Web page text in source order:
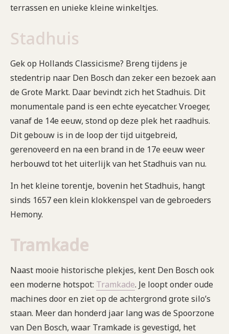
terrassen en unieke kleine winkeltjes.
Stadhuis
Gek op Hollands Classicisme? Breng tijdens je
stedentrip naar Den Bosch dan zeker een bezoek aan
de Grote Markt. Daar bevindt zich het Stadhuis. Dit
monumentale pand is een echte eyecatcher. Vroeger,
vanaf de 14e eeuw, stond op deze plek het raadhuis.
Dit gebouw is in de loop der tijd uitgebreid,
gerenoveerd en na een brand in de 17e eeuw weer
herbouwd tot het uiterlijk van het Stadhuis van nu.
In het kleine torentje, bovenin het Stadhuis, hangt
sinds 1657 een klein klokkenspel van de gebroeders
Hemony.
Tramkade
Naast mooie historische plekjes, kent Den Bosch ook
een moderne hotspot: Tramkade. Je loopt onder oude
machines door en ziet op de achtergrond grote silo’s
staan. Meer dan honderd jaar lang was de Spoorzone
van Den Bosch, waar Tramkade is gevestigd, het